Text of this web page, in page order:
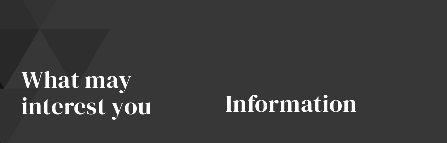
What may
interest you
Information